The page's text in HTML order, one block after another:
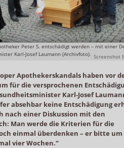
Peter S. entschädigt werden – mit einer
Karl-Josef Laumann (Archivfoto). Screenshot
Apothekerskandals haben vor
für die versprochenen
Karl-Josef
absehbar keine Entschädigung
nach einer Diskussion mit den
Man werde die Kriterien für die
einmal überdenken – er bitte um
vier Wochen.“